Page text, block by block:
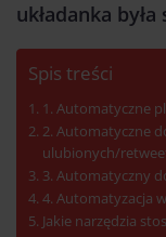
układanka była
Spis treści
1. Automatyczne
2. Automatyczne
ulubionych/
3. Automatyczny
4. Automatyzacja
Jakie narzędzia